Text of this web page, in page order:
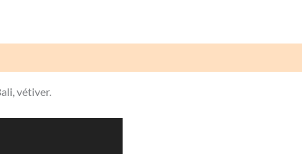
vétiver.